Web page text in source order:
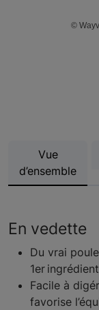
©
Vue
d’ensemble
En vedette
Du vrai
1er ingrédient
Facile à
favorise